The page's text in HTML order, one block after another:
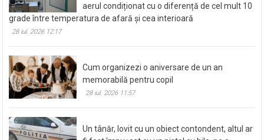
aerul condiționat cu o diferență de cel mult 10
grade între temperatura de afară și cea interioară
28 iul. 2026 12:17
Cum organizezi o aniversare de un an
memorabilă pentru copil
28 iul. 2026 11:57
Un tânăr, lovit cu un obiect contondent, altul ar